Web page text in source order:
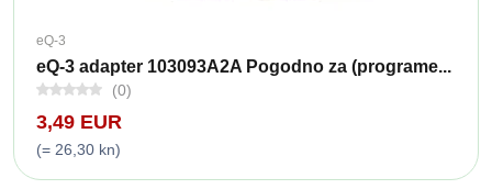
eQ-3
eQ-3 adapter 103093A2A Pogodno za (programe...
(0)
3,49 EUR
(= 26,30 kn)